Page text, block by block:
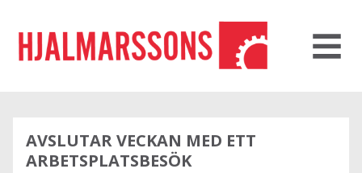
AVSLUTAR VECKAN MED ETT
ARBETSPLATSBESÖK